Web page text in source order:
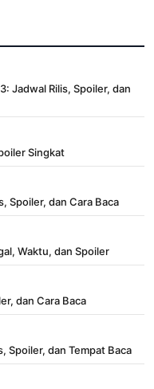
Jadwal Rilis, Spoiler, dan
Singkat
Spoiler, dan Cara Baca
Waktu, dan Spoiler
dan Cara Baca
Spoiler, dan Tempat Baca